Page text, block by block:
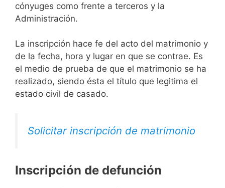
cónyuges como frente a terceros y la
Administración.
La inscripción hace fe del acto del matrimonio y
de la fecha, hora y lugar en que se contrae. Es
el medio de prueba de que el matrimonio se ha
realizado, siendo ésta el título que legitima el
estado civil de casado.
Solicitar inscripción de matrimonio
Inscripción de defunción